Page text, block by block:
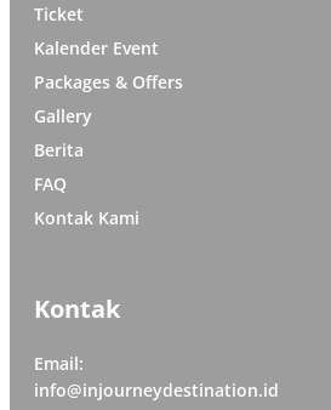
Ticket
Kalender Event
Packages & Offers
Gallery
Berita
FAQ
Kontak Kami
Kontak
Email:
info@injourneydestination.id